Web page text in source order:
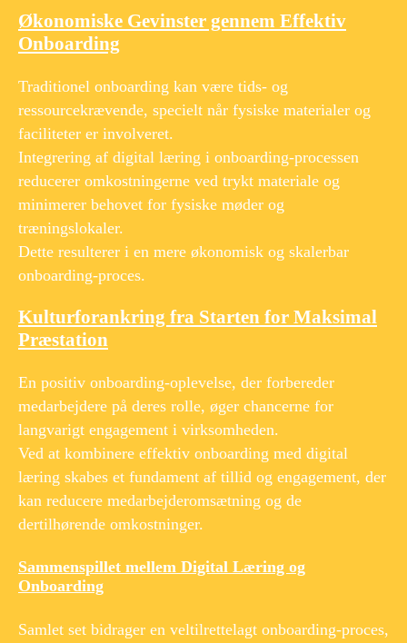
Økonomiske Gevinster gennem Effektiv
Onboarding
Traditionel onboarding kan være tids- og
ressourcekrævende, specielt når fysiske materialer og
faciliteter er involveret.
Integrering af digital læring i onboarding-processen
reducerer omkostningerne ved trykt materiale og
minimerer behovet for fysiske møder og
træningslokaler.
Dette resulterer i en mere økonomisk og skalerbar
onboarding-proces.
Kulturforankring fra Starten for Maksimal
Præstation
En positiv onboarding-oplevelse, der forbereder
medarbejdere på deres rolle, øger chancerne for
langvarigt engagement i virksomheden.
Ved at kombinere effektiv onboarding med digital
læring skabes et fundament af tillid og engagement, der
kan reducere medarbejderomsætning og de
dertilhørende omkostninger.
Sammenspillet mellem Digital Læring og
Onboarding
Samlet set bidrager en veltilrettelagt onboarding-proces,